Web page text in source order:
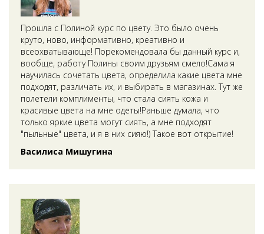
Прошла с Полиной курс по цвету. Это было очень
круто, ново, информативно, креативно и
всеохватывающе! Порекомендовала бы данный курс и,
вообще, работу Полины своим друзьям смело!Сама я
научилась сочетать цвета, определила какие цвета мне
подходят, различать их, и выбирать в магазинах. Тут же
полетели комплименты, что стала сиять кожа и
красивые цвета на мне одеты!Раньше думала, что
только яркие цвета могут сиять, а мне подходят
"пыльные" цвета, и я в них сияю!) Такое вот открытие!
Василиса Мишугина